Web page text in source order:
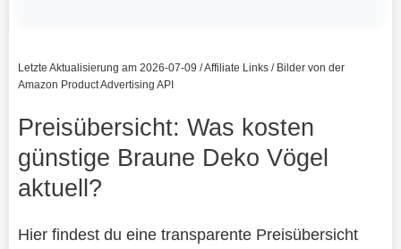
Letzte Aktualisierung am 2026-07-09 / Affiliate Links / Bilder von der
Amazon Product Advertising API
Preisübersicht: Was kosten
günstige Braune Deko Vögel
aktuell?
Hier findest du eine transparente Preisübersicht